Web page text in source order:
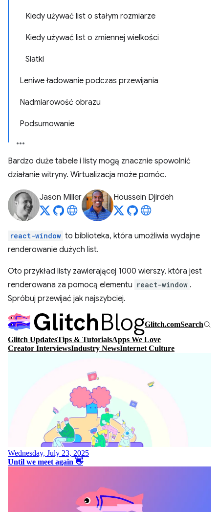
Kiedy używać list o stałym rozmiarze
Kiedy używać list o zmiennej wielkości
Siatki
Leniwe ładowanie podczas przewijania
Nadmiarowość obrazu
Podsumowanie
Bardzo duże tabele i listy mogą znacznie spowolnić
działanie witryny. Wirtualizacja może pomóc.
Jason Miller Houssein Djirdeh
react-window to biblioteka, która umożliwia wydajne
renderowanie dużych list.
Oto przykład listy zawierającej 1000 wierszy, która jest
renderowana za pomocą elementu react-window .
Spróbuj przewijać jak najszybciej.